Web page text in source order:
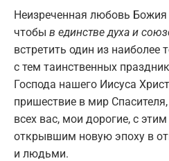
Неизреченная любовь
чтобы в единстве духа и
встретить один из наиболее
с тем таинственных
Господа нашего Иисуса
пришествие в мир
всех вас, мои дорогие, с
открывшим новую эпоху в
и людьми.